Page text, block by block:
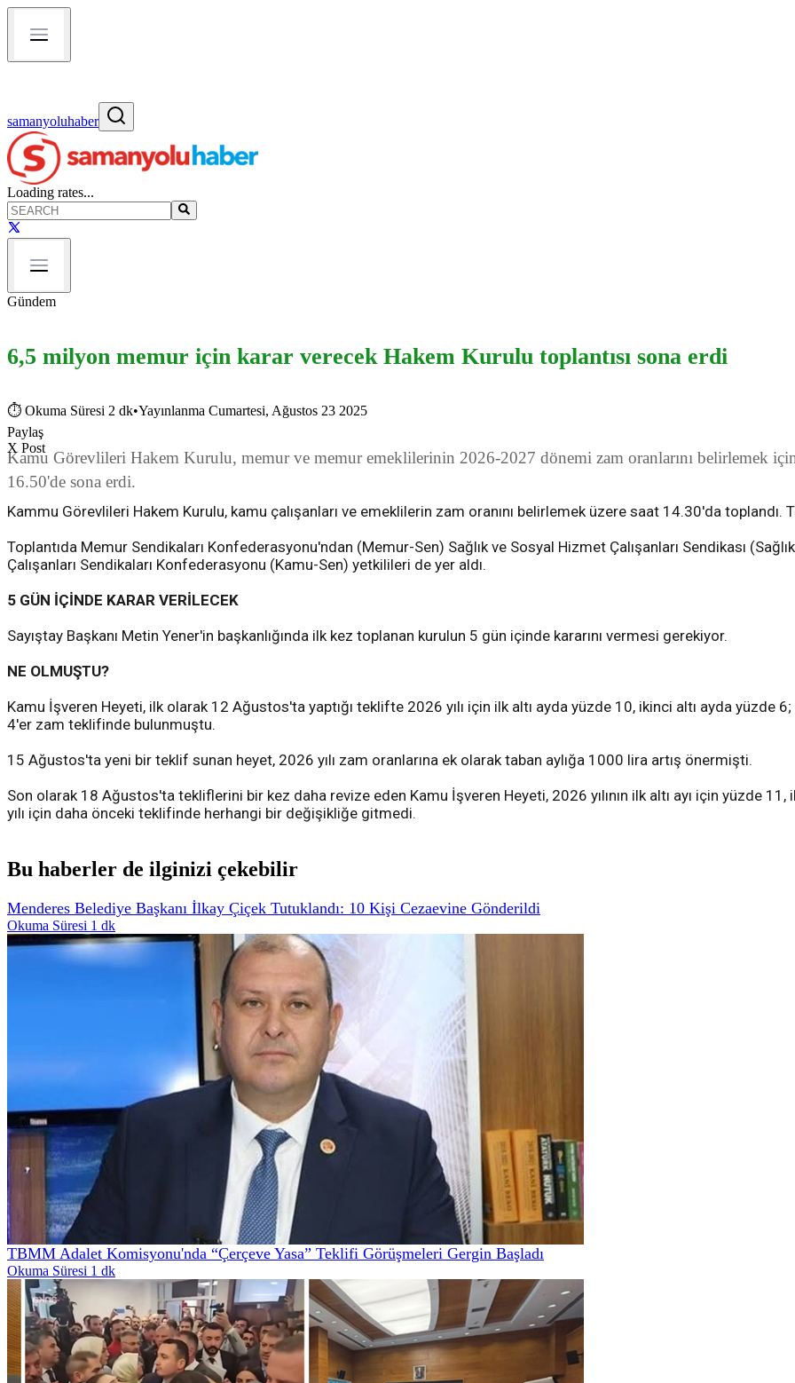
samanyoluhaber
Loading rates...
Gündem
6,5 milyon memur için karar verecek Hakem Kurulu toplantısı sona erdi
⏱ Okuma Süresi 2 dk•Yayınlanma Cumartesi, Ağustos 23 2025
Paylaş
X Post
Kamu Görevlileri Hakem Kurulu, memur ve memur emeklilerinin 2026-2027 dönemi zam oranlarını belirlemek için
16.50'de sona erdi.
Kammu Görevlileri Hakem Kurulu, kamu çalışanları ve emeklilerin zam oranını belirlemek üzere saat 14.30'da toplandı.
Toplantıda Memur Sendikaları Konfederasyonu'ndan (Memur-Sen) Sağlık ve Sosyal Hizmet Çalışanları Sendikası
Çalışanları Sendikaları Konfederasyonu (Kamu-Sen) yetkilileri de yer aldı.
5 GÜN İÇİNDE KARAR VERİLECEK
Sayıştay Başkanı Metin Yener'in başkanlığında ilk kez toplanan kurulun 5 gün içinde kararını vermesi gerekiyor.
NE OLMUŞTU?
Kamu İşveren Heyeti, ilk olarak 12 Ağustos'ta yaptığı teklifte 2026 yılı için ilk altı ayda yüzde 10, ikinci altı ayda yüzde
4'er zam teklifinde bulunmuştu.
15 Ağustos'ta yeni bir teklif sunan heyet, 2026 yılı zam oranlarına ek olarak taban aylığa 1000 lira artış önermişti.
Son olarak 18 Ağustos'ta tekliflerini bir kez daha revize eden Kamu İşveren Heyeti, 2026 yılının ilk altı ayı için yüzde
yılı için daha önceki teklifinde herhangi bir değişikliğe gitmedi.
Bu haberler de ilginizi çekebilir
Menderes Belediye Başkanı İlkay Çiçek Tutuklandı: 10 Kişi Cezaevine Gönderildi
Okuma Süresi 1 dk
TBMM Adalet Komisyonu'nda “Çerçeve Yasa” Teklifi Görüşmeleri Gergin Başladı
Okuma Süresi 1 dk